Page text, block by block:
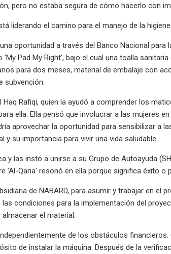
pero no estaba segura de cómo hacerlo con
liderando el camino para el manejo de la
oportunidad a través del Banco Nacional para
Pad My Right', bajo el cual una toalla
para dos meses, material de embalaje con
subvención.
Rafiqi, quien la ayudó a comprender los
ella. Ella pensó que involucrar a las mujeres
aprovechar la oportunidad para sensibilizar a
su importancia para vivir una vida saludable.
y las instó a unirse a su Grupo de Autoayuda
'Al-Qaria' resonó en ella porque significa éxito o
de NABARD, para asumir y trabajar en el
condiciones para la implementación del
el material.
de los obstáculos
de instalar la máquina. Después de la